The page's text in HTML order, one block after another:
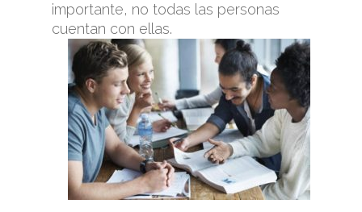
importante, no todas las personas
cuentan con ellas.